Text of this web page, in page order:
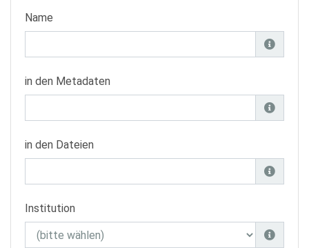
Name
in den Metadaten
in den Dateien
Institution